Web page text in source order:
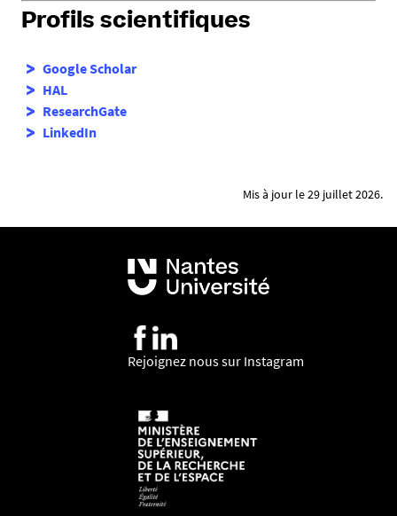
Profils scientifiques
Google Scholar
HAL
ResearchGate
LinkedIn
Mis à jour le 29 juillet 2026.
Rejoignez nous sur Instagram